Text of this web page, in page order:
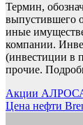
Термин,
выпустившего
иные
компании.
(инвестиции в
прочие.
по
Акции АЛРОСА
Цена нефти